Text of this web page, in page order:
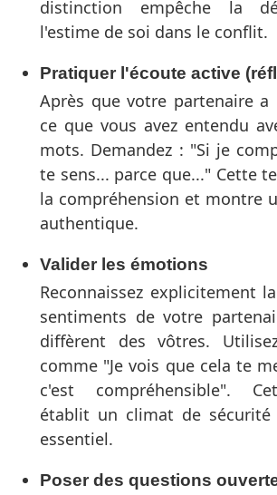
distinction empêche la
l'estime de soi dans le conflit.
Pratiquer l'écoute active
Après que votre partenaire a
ce que vous avez entendu
mots. Demandez : "Si je
te sens... parce que..." Cette
la compréhension et montre
authentique.
Valider les émotions
Reconnaissez explicitement
sentiments de votre
diffèrent des vôtres.
comme "Je vois que cela te
c'est compréhensible".
établit un climat de sécurité
essentiel.
Poser des questions